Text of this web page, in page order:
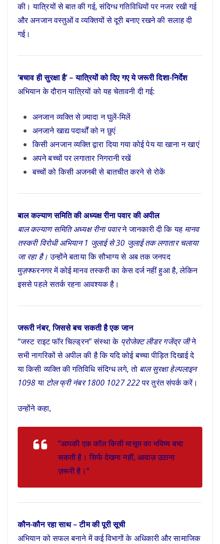
की। यात्रियों से बात की गई, संदिग्ध गतिविधियों पर नजर रखी गई
और अनजान वस्तुओं व व्यक्तियों से दूरी बनाए रखने की सलाह दी
गई।
‘बचाव ही सुरक्षा है’ – यात्रियों को दिए गए ये जरूरी दिशा-निर्देश
अभियान के दौरान यात्रियों को यह चेतावनी दी गई:
अनजान व्यक्ति से ज़्यादा न घुलें-मिलें
अनजाने खाद्य पदार्थों को न छुएं
किसी अनजान व्यक्ति द्वारा दिया गया कोई पेय या खाना न खाएं
अपने बच्चों पर लगातार निगरानी रखें
बच्चों को किसी अजनबी से बातचीत करने से रोकें
बाल कल्याण समिति की अध्यक्ष रीना पवार की अपील
बाल कल्याण समिति अध्यक्ष रीना पवारने जानकारी दी कि यह मानव
तस्करी विरोधी अभियान 1 जुलाई से 30 जुलाई तक लगातार चलाया
जा रहा है।उन्होंने बताया कि सौभाग्य से अब तक जनपद
मुज़फ्फरनगर में कोई मानव तस्करी का केस दर्ज नहीं हुआ है, लेकिन
इससे पहले सतर्क रहना आवश्यक है।
जरूरी नंबर, जिससे बच सकती है एक जान
“जस्ट राइट फॉर चिल्ड्रन” संस्था के प्रोजेक्ट लीडर गजेंद्र जीने
सभी नागरिकों से अपील की है कि यदि कोई बच्चा पीड़ित दिखाई दे
या किसी व्यक्ति की गतिविधि संदिग्ध लगे, तो बाल सुरक्षा हेल्पलाइन
1098या टोल फ्री नंबर 1800 1027 222पर तुरंत संपर्क करें।
उन्होंने कहा,
“आपकी एक कॉल किसी मासूम का भविष्य बचा
सकती है। सिर्फ देखना नहीं, आवाज़ उठाना
ज़रूरी है।”
कौन-कौन रहा साथ – टीम की पूरी सूची
अभियान को सफल बनाने में कई विभागों के अधिकारी और सामाजिक